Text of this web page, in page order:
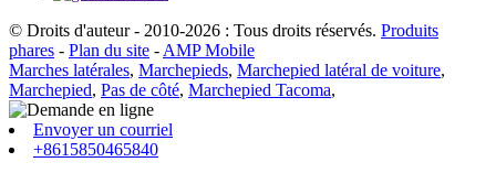
© Droits d'auteur - 2010-2026 : Tous droits réservés. Produits
phares - Plan du site - AMP Mobile
Marches latérales, Marchepieds, Marchepied latéral de voiture,
Marchepied, Pas de côté, Marchepied Tacoma,
Envoyer un courriel
+8615850465840